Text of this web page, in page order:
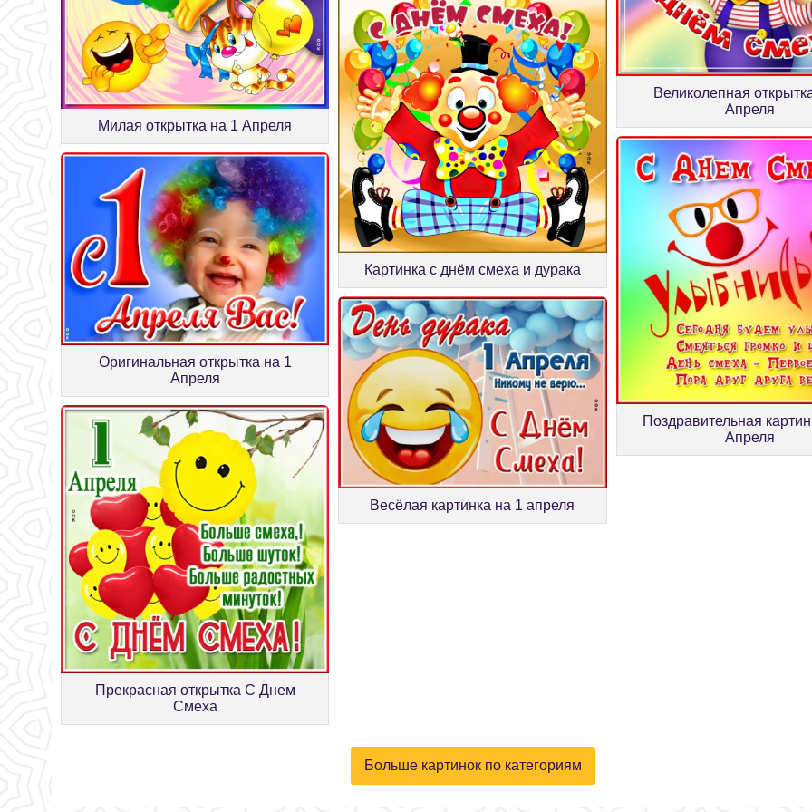
Милая открытка на 1 Апреля
Великолепная
Апреля
Оригинальная открытка на 1
Апреля
Картинка с днём смеха и дурака
Поздравительная
Апреля
Прекрасная открытка С Днем
Смеха
Весёлая картинка на 1 апреля
Больше картинок по категориям